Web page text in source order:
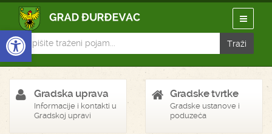
Open toolbar
Gradska uprava
Informacije i kontakti u
Gradskoj upravi
Gradske tvrtke
Gradske ustanove i
poduzeća